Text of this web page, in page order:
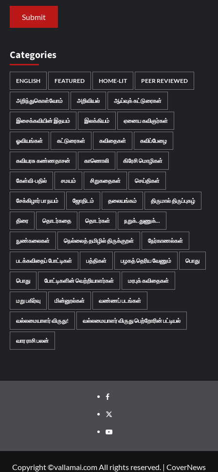
Categories
ENGLISH FEATURED HOME-LIT PEER REVIEWED
அறிந்துகொள்வோம் அறிவியல் ஆய்வுக் கட்டுரைகள்
இசைக்கவியின் இதயம் இலக்கியம் ஏனைய கவிஞர்கள்
ஓவியங்கள் கட்டுரைகள் கவிதைகள் கவிப்பேழை
கவியரசு கண்ணதாசன் காணொலி கிரேசி மொழிகள்
கேள்வி-பதில் சமயம் சிறுகதைகள் செய்திகள்
சேக்கிழார் பா நயம் ஜோதிடம் தலையங்கம் திருமால் திருப்புகழ்
திரை தொடர்கதை தொடர்கள் நறுக்..துணுக்...
நுண்கலைகள் நெல்லைத் தமிழில் திருக்குறள் நேர்காணல்கள்
படக்கவிதைப் போட்டிகள் பத்திகள் பழகத் தெரிய வேணும் பொது
பொது போட்டிகளின் வெற்றியாளர்கள் மரபுக் கவிதைகள்
மறு பகிர்வு மின்னூல்கள் வண்ணப் படங்கள்
வல்லமையாளர் விருது! வல்லமையாளர் விருது பெற்றோரின் பட்டியல்
வார ராசி பலன்
Facebook
Twitter
Youtube
Copyright ©vallamai.com All rights reserved. | CoverNews